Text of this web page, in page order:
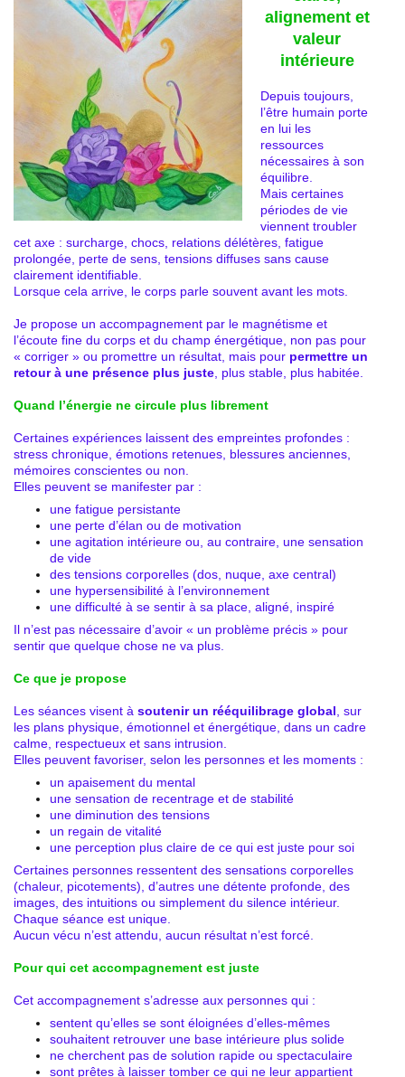
alignement et
valeur
intérieure
Depuis toujours,
l’être humain porte
en lui les
ressources
nécessaires à son
équilibre.
Mais certaines
périodes de vie
viennent troubler
cet axe : surcharge, chocs, relations délétères, fatigue
prolongée, perte de sens, tensions diffuses sans cause
clairement identifiable.
Lorsque cela arrive, le corps parle souvent avant les mots.
Je propose un accompagnement par le magnétisme et
l’écoute fine du corps et du champ énergétique, non pas pour
« corriger » ou promettre un résultat, mais pour permettre un
retour à une présence plus juste , plus stable, plus habitée.
Quand l’énergie ne circule plus librement
Certaines expériences laissent des empreintes profondes :
stress chronique, émotions retenues, blessures anciennes,
mémoires conscientes ou non.
Elles peuvent se manifester par :
une fatigue persistante
une perte d’élan ou de motivation
une agitation intérieure ou, au contraire, une sensation
de vide
des tensions corporelles (dos, nuque, axe central)
une hypersensibilité à l’environnement
une difficulté à se sentir à sa place, aligné, inspiré
Il n’est pas nécessaire d’avoir « un problème précis » pour
sentir que quelque chose ne va plus.
Ce que je propose
Les séances visent à soutenir un rééquilibrage global , sur
les plans physique, émotionnel et énergétique, dans un cadre
calme, respectueux et sans intrusion.
Elles peuvent favoriser, selon les personnes et les moments :
un apaisement du mental
une sensation de recentrage et de stabilité
une diminution des tensions
un regain de vitalité
une perception plus claire de ce qui est juste pour soi
Certaines personnes ressentent des sensations corporelles
(chaleur, picotements), d’autres une détente profonde, des
images, des intuitions ou simplement du silence intérieur.
Chaque séance est unique.
Aucun vécu n’est attendu, aucun résultat n’est forcé.
Pour qui cet accompagnement est juste
Cet accompagnement s’adresse aux personnes qui :
sentent qu’elles se sont éloignées d’elles-mêmes
souhaitent retrouver une base intérieure plus solide
ne cherchent pas de solution rapide ou spectaculaire
sont prêtes à laisser tomber ce qui ne leur appartient